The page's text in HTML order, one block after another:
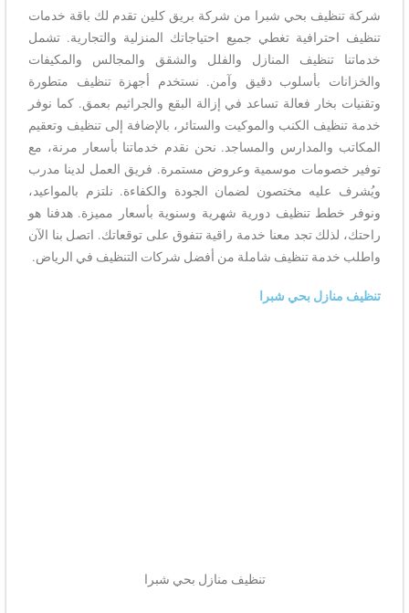
شركة تنظيف بحي شبرا من شركة بريق كلين تقدم لك باقة خدمات
تنظيف احترافية تغطي جميع احتياجاتك المنزلية والتجارية. تشمل
خدماتنا تنظيف المنازل والفلل والشقق والمجالس والمكيفات
والخزانات بأسلوب دقيق وآمن. نستخدم أجهزة تنظيف متطورة
وتقنيات بخار فعالة تساعد في إزالة البقع والجراثيم بعمق. كما نوفر
خدمة تنظيف الكنب والموكيت والستائر، بالإضافة إلى تنظيف وتعقيم
المكاتب والمدارس والمساجد. نحن نقدم خدماتنا بأسعار مرنة، مع
توفير خصومات موسمية وعروض مستمرة. فريق العمل لدينا مدرب
ويُشرف عليه مختصون لضمان الجودة والكفاءة. نلتزم بالمواعيد،
ونوفر خطط تنظيف دورية شهرية وسنوية بأسعار مميزة. هدفنا هو
راحتك، لذلك تجد معنا خدمة راقية تتفوق على توقعاتك. اتصل بنا الآن
واطلب خدمة تنظيف شاملة من أفضل شركات التنظيف في الرياض.
تنظيف منازل بحي شبرا
تنظيف منازل بحي شبرا